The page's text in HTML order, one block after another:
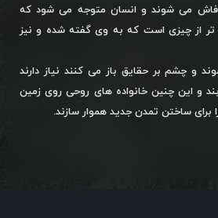
فاش می شوند و انسان متوجه می شود که
تر از چیزی است که به وی گفته شده و نیز
و چشم بر حقایق باز می کنند نیاز دارند
و این چنین خانواده های روحی روی زمین
برای ساختن تمدن جدید هموار سازند.